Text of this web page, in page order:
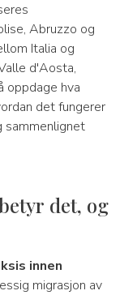
Abruzzo og
Italia og
d'Aosta,
oppdage hva
det fungerer
sammenlignet
det, og
innen
migrasjon av